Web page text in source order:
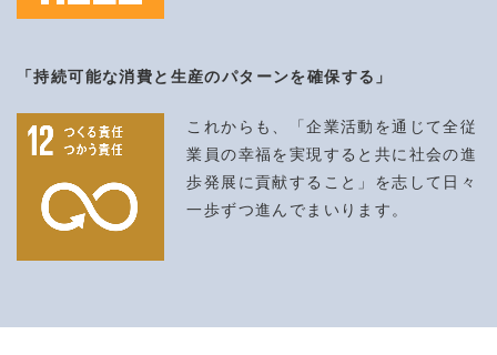
「持続可能な消費と生産のパターンを確保する」
これからも、「企業活動を通じて全従
業員の幸福を実現すると共に社会の進
歩発展に貢献すること」を志して日々
一歩ずつ進んでまいります。